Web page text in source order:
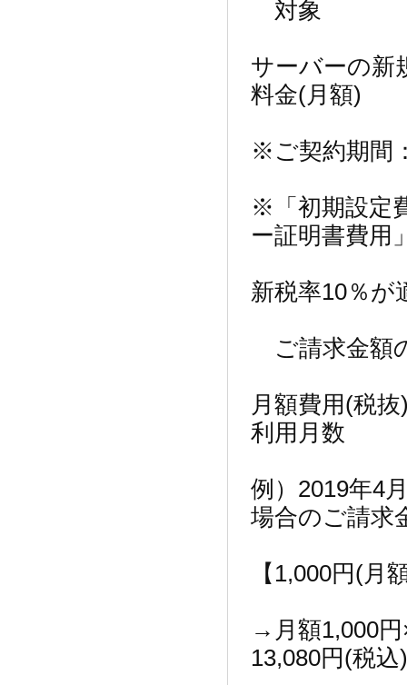
対象
サーバーの新
料金(月額)
※ご契約期間
※「初期設定
ー証明書費用
新税率10％が
ご請求金額
月額費用(税
利用月数
例）2019年4
場合のご請求
【1,000円(
→月額1,000
13,080円(税込)